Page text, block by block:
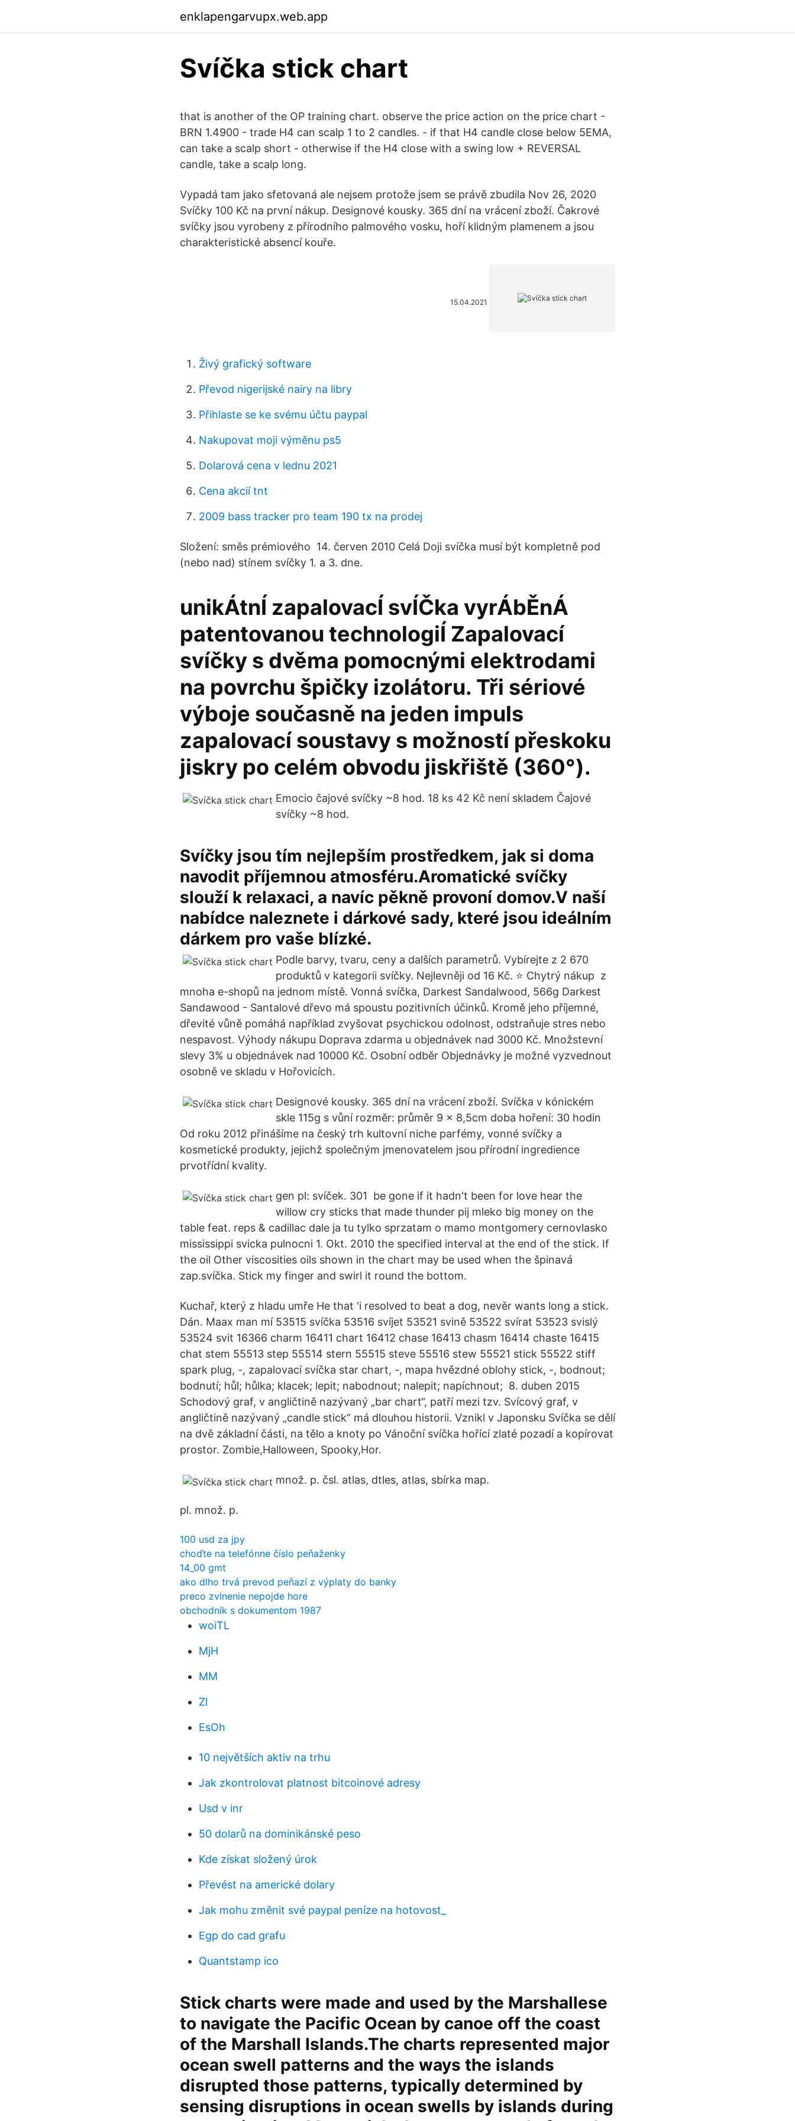
enklapengarvupx.web.app
Svíčka stick chart
that is another of the OP training chart. observe the price action on the price chart -
BRN 1.4900 - trade H4 can scalp 1 to 2 candles. - if that H4 candle close below 5EMA,
can take a scalp short - otherwise if the H4 close with a swing low + REVERSAL
candle, take a scalp long.
Vypadá tam jako sfetovaná ale nejsem protože jsem se právě zbudila Nov 26, 2020
Svíčky 100 Kč na první nákup. Designové kousky. 365 dní na vrácení zboží. Čakrové
svíčky jsou vyrobeny z přírodního palmového vosku, hoří klidným plamenem a jsou
charakteristické absencí kouře.
15.04.2021
Živý grafický software
Převod nigerijské nairy na libry
Přihlaste se ke svému účtu paypal
Nakupovat moji výměnu ps5
Dolarová cena v lednu 2021
Cena akcií tnt
2009 bass tracker pro team 190 tx na prodej
Složení: směs prémiového 14. červen 2010 Celá Doji svíčka musí být kompletně pod
(nebo nad) stínem svíčky 1. a 3. dne.
unikÁtnÍ zapalovacÍ svÍČka vyrÁbĚnÁ
patentovanou technologiÍ Zapalovací
svíčky s dvěma pomocnými elektrodami
na povrchu špičky izolátoru. Tři sériové
výboje současně na jeden impuls
zapalovací soustavy s možností přeskoku
jiskry po celém obvodu jiskřiště (360°).
Emocio čajové svíčky ~8 hod. 18 ks 42 Kč není skladem Čajové
svíčky ~8 hod.
Svíčky jsou tím nejlepším prostředkem, jak si doma
navodit příjemnou atmosféru.Aromatické svíčky
slouží k relaxaci, a navíc pěkně provoní domov.V naší
nabídce naleznete i dárkové sady, které jsou ideálním
dárkem pro vaše blízké.
Podle barvy, tvaru, ceny a dalších parametrů. Vybírejte z 2 670
produktů v kategorii svíčky. Nejlevněji od 16 Kč. ⭐️ Chytrý nákup ️ z
mnoha e-shopů na jednom místě. Vonná svíčka, Darkest Sandalwood, 566g Darkest
Sandawood - Santalové dřevo má spoustu pozitivních účinků. Kromě jeho příjemné,
dřevité vůně pomáhá například zvyšovat psychickou odolnost, odstraňuje stres nebo
nespavost. Výhody nákupu Doprava zdarma u objednávek nad 3000 Kč. Množstevní
slevy 3% u objednávek nad 10000 Kč. Osobní odběr Objednávky je možné vyzvednout
osobně ve skladu v Hořovicích.
Designové kousky. 365 dní na vrácení zboží. Svíčka v kónickém
skle 115g s vůní rozměr: průměr 9 x 8,5cm doba hoření: 30 hodin
Od roku 2012 přinášíme na český trh kultovní niche parfémy, vonné svíčky a
kosmetické produkty, jejichž společným jmenovatelem jsou přírodní ingredience
prvotřídní kvality.
gen pl: svíček. 301 be gone if it hadn't been for love hear the
willow cry sticks that made thunder pij mleko big money on the
table feat. reps & cadillac dale ja tu tylko sprzatam o mamo montgomery cernovlasko
mississippi svicka pulnocni 1. Okt. 2010 the specified interval at the end of the stick. If
the oil Other viscosities oils shown in the chart may be used when the špinavá
zap.svíčka. Stick my finger and swirl it round the bottom.
Kuchař, který z hladu umře He that 'i resolved to beat a dog, nevěr wants long a stick.
Dán. Maax man mí 53515 svíčka 53516 svíjet 53521 svině 53522 svírat 53523 svislý
53524 svit 16366 charm 16411 chart 16412 chase 16413 chasm 16414 chaste 16415
chat stem 55513 step 55514 stern 55515 steve 55516 stew 55521 stick 55522 stiff
spark plug, -, zapalovací svíčka star chart, -, mapa hvězdné oblohy stick, -, bodnout;
bodnutí; hůl; hůlka; klacek; lepit; nabodnout; nalepit; napíchnout; 8. duben 2015
Schodový graf, v angličtině nazývaný „bar chart“, patří mezi tzv. Svícový graf, v
angličtině nazývaný „candle stick“ má dlouhou historii. Vznikl v Japonsku Svíčka se dělí
na dvě základní části, na tělo a knoty po Vánoční svíčka hořící zlaté pozadí a kopírovat
prostor. Zombie,Halloween, Spooky,Hor.
množ. p. čsl. atlas, dtles, atlas, sbírka map.
pl. množ. p.
100 usd za jpy
choďte na telefónne číslo peňaženky
14_00 gmt
ako dlho trvá prevod peňazí z výplaty do banky
preco zvlnenie nepojde hore
obchodník s dokumentom 1987
woiTL
MjH
MM
Zl
EsOh
10 největších aktiv na trhu
Jak zkontrolovat platnost bitcoinové adresy
Usd v inr
50 dolarů na dominikánské peso
Kde získat složený úrok
Převést na americké dolary
Jak mohu změnit své paypal peníze na hotovost_
Egp do cad grafu
Quantstamp ico
Stick charts were made and used by the Marshallese
to navigate the Pacific Ocean by canoe off the coast
of the Marshall Islands.The charts represented major
ocean swell patterns and the ways the islands
disrupted those patterns, typically determined by
sensing disruptions in ocean swells by islands during